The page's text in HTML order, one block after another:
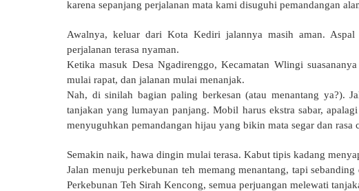
karena sepanjang perjalanan mata kami disuguhi pemandangan
Awalnya, keluar dari Kota Kediri jalannya masih aman.
perjalanan terasa nyaman.
Ketika masuk Desa Ngadirenggo, Kecamatan Wlingi
mulai rapat, dan jalanan mulai menanjak.
Nah, di sinilah bagian paling berkesan (atau menantang ya?).
tanjakan yang lumayan panjang. Mobil harus ekstra sabar,
menyuguhkan pemandangan hijau yang bikin mata segar dan rasa
Semakin naik, hawa dingin mulai terasa. Kabut tipis kadang
Jalan menuju perkebunan teh memang menantang, tapi
Perkebunan Teh Sirah Kencong, semua perjuangan melewati